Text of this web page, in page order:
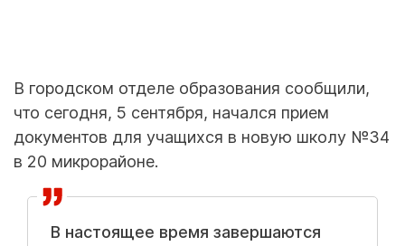
В городском отделе образования сообщили,
что сегодня, 5 сентября, начался прием
документов для учащихся в новую школу №34
в 20 микрорайоне.
В настоящее время завершаются